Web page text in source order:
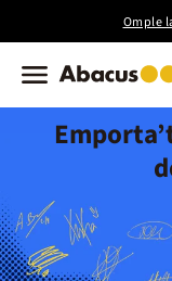
Omple